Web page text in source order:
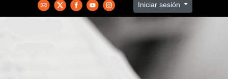
Iniciar sesión